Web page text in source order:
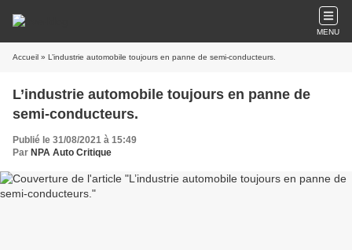
MENU
Accueil » L’industrie automobile toujours en panne de semi-conducteurs.
L’industrie automobile toujours en panne de
semi-conducteurs.
Publié le 31/08/2021 à 15:49
Par NPA Auto Critique